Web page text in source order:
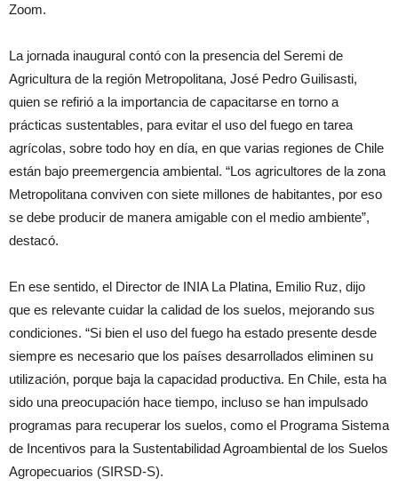
Zoom.
La jornada inaugural contó con la presencia del Seremi de
Agricultura de la región Metropolitana, José Pedro Guilisasti,
quien se refirió a la importancia de capacitarse en torno a
prácticas sustentables, para evitar el uso del fuego en tarea
agrícolas, sobre todo hoy en día, en que varias regiones de Chile
están bajo preemergencia ambiental. “Los agricultores de la zona
Metropolitana conviven con siete millones de habitantes, por eso
se debe producir de manera amigable con el medio ambiente”,
destacó.
En ese sentido, el Director de INIA La Platina, Emilio Ruz, dijo
que es relevante cuidar la calidad de los suelos, mejorando sus
condiciones. “Si bien el uso del fuego ha estado presente desde
siempre es necesario que los países desarrollados eliminen su
utilización, porque baja la capacidad productiva. En Chile, esta ha
sido una preocupación hace tiempo, incluso se han impulsado
programas para recuperar los suelos, como el Programa Sistema
de Incentivos para la Sustentabilidad Agroambiental de los Suelos
Agropecuarios (SIRSD-S).